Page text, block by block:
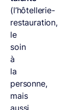
(l’hôtellerie-
restauration,
le
soin
à
la
personne,
mais